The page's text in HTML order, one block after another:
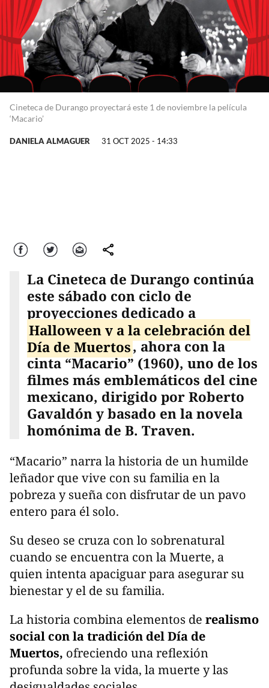
Cineteca de Durango proyectará este 1 de noviembre la película
‘Macario’
DANIELA ALMAGUER 31 OCT 2025 - 14:33
Facebook Twitter Correo comparte
La Cineteca de Durango continúa
este sábado con ciclo de
proyecciones dedicado a
Halloween y a la celebración del
Día de Muertos, ahora con la
cinta “Macario” (1960), uno de los
filmes más emblemáticos del cine
mexicano, dirigido por Roberto
Gavaldón y basado en la novela
homónima de B. Traven.
“Macario” narra la historia de un humilde
leñador que vive con su familia en la
pobreza y sueña con disfrutar de un pavo
entero para él solo.
Su deseo se cruza con lo sobrenatural
cuando se encuentra con la Muerte, a
quien intenta apaciguar para asegurar su
bienestar y el de su familia.
La historia combina elementos de realismo
social con la tradición del Día de
Muertos, ofreciendo una reflexión
profunda sobre la vida, la muerte y las